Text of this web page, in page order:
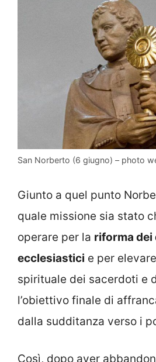
San Norberto (6 giugno) – photo
Giunto a quel punto
quale missione sia stato
operare per la riforma dei
ecclesiastici e per
spirituale dei sacerdoti e
l’obiettivo finale di
dalla sudditanza verso i
Così, dopo aver